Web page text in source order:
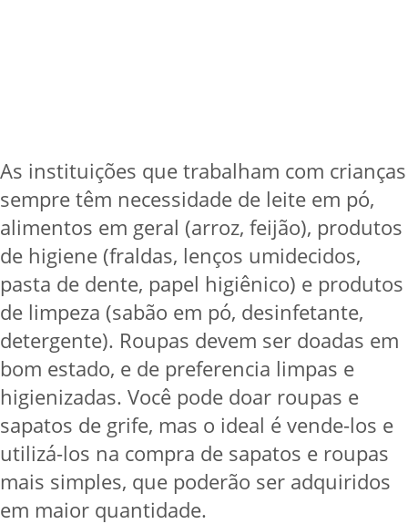
As instituições que trabalham com crianças
sempre têm necessidade de leite em pó,
alimentos em geral (arroz, feijão), produtos
de higiene (fraldas, lenços umidecidos,
pasta de dente, papel higiênico) e produtos
de limpeza (sabão em pó, desinfetante,
detergente). Roupas devem ser doadas em
bom estado, e de preferencia limpas e
higienizadas. Você pode doar roupas e
sapatos de grife, mas o ideal é vende-los e
utilizá-los na compra de sapatos e roupas
mais simples, que poderão ser adquiridos
em maior quantidade.